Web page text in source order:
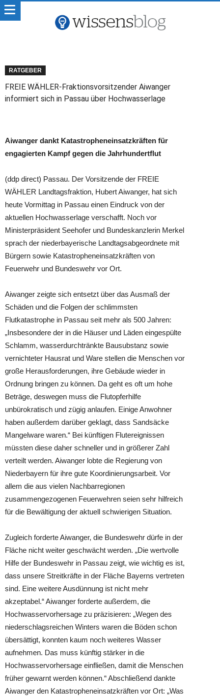
RATGEBER
FREIE WÄHLER-Fraktionsvorsitzender Aiwanger
informiert sich in Passau über Hochwasserlage
Aiwanger dankt Katastropheneinsatzkräften für
engagierten Kampf gegen die Jahrhundertflut
(ddp direct) Passau. Der Vorsitzende der FREIE
WÄHLER Landtagsfraktion, Hubert Aiwanger, hat sich
heute Vormittag in Passau einen Eindruck von der
aktuellen Hochwasserlage verschafft. Noch vor
Ministerpräsident Seehofer und Bundeskanzlerin Merkel
sprach der niederbayerische Landtagsabgeordnete mit
Bürgern sowie Katastropheneinsatzkräften von
Feuerwehr und Bundeswehr vor Ort.
Aiwanger zeigte sich entsetzt über das Ausmaß der
Schäden und die Folgen der schlimmsten
Flutkatastrophe in Passau seit mehr als 500 Jahren:
„Insbesondere der in die Häuser und Läden eingespülte
Schlamm, wasserdurchtränkte Bausubstanz sowie
vernichteter Hausrat und Ware stellen die Menschen vor
große Herausforderungen, ihre Gebäude wieder in
Ordnung bringen zu können. Da geht es oft um hohe
Beträge, deswegen muss die Flutopferhilfe
unbürokratisch und zügig anlaufen. Einige Anwohner
haben außerdem darüber geklagt, dass Sandsäcke
Mangelware waren.“ Bei künftigen Flutereignissen
müssten diese daher schneller und in größerer Zahl
verteilt werden. Aiwanger lobte die Regierung von
Niederbayern für ihre gute Koordinierungsarbeit. Vor
allem die aus vielen Nachbarregionen
zusammengezogenen Feuerwehren seien sehr hilfreich
für die Bewältigung der aktuell schwierigen Situation.
Zugleich forderte Aiwanger, die Bundeswehr dürfe in der
Fläche nicht weiter geschwächt werden. „Die wertvolle
Hilfe der Bundeswehr in Passau zeigt, wie wichtig es ist,
dass unsere Streitkräfte in der Fläche Bayerns vertreten
sind. Eine weitere Ausdünnung ist nicht mehr
akzeptabel.“ Aiwanger forderte außerdem, die
Hochwasservorhersage zu präzisieren: „Wegen des
niederschlagsreichen Winters waren die Böden schon
übersättigt, konnten kaum noch weiteres Wasser
aufnehmen. Das muss künftig stärker in die
Hochwasservorhersage einfließen, damit die Menschen
früher gewarnt werden können.“ Abschließend dankte
Aiwanger den Katastropheneinsatzkräften vor Ort: „Was